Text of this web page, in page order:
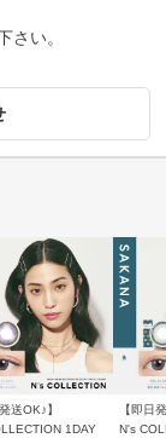
さい。
送OK♪】
1DAY
【即日
N's